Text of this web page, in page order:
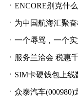
ENCORE别克什
为中国航海汇聚
一个辱骂，一个
服务兰洽会 税惠
SIM卡硬钱包上线
众泰汽车(000980)